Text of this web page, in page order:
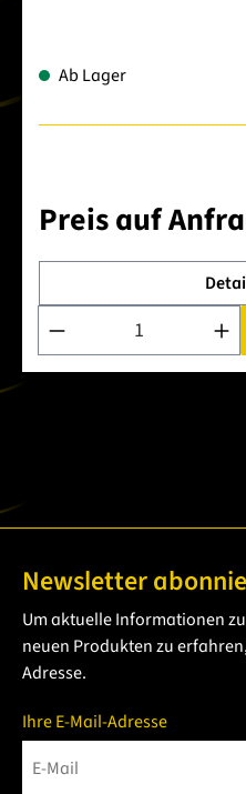
Ab Lager
Preis auf
Produkt Anzahl: Gib den
Newsletter
Um aktuelle Informationen
neuen Produkten zu
Adresse.
Ihre E-Mail-Adresse